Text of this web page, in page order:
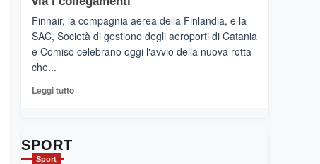
siamo
quasi….
pronti
dell’Etna
Finnair, la compagnia aerea della Finlandia, e la
SAC, Società di gestione degli aeroporti di Catania
e Comiso celebrano oggi l'avvio della nuova rotta
che...
Leggi tuttoLeggi
SPORT
Sport